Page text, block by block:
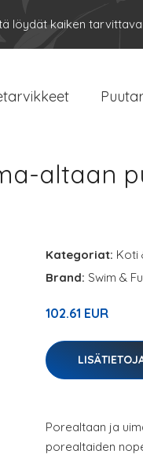
löydät kaiken
altaan
Kategoriat: Koti
Brand: Swim &
102.61 EUR
Porealtaan ja
porealtaiden